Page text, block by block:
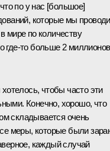
по у нас [большое]
которые мы
мире по количеству
где-то больше 2
чтобы часто эти
Конечно, хорошо, что
складывается очень
меры, которые были
каждый случай